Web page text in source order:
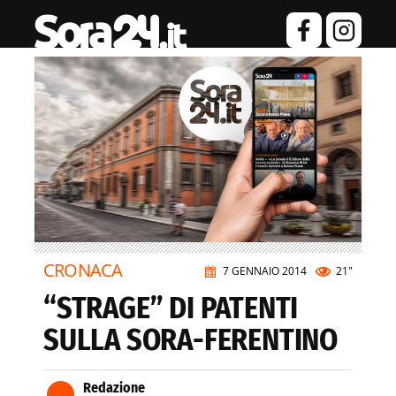
7 GENNAIO 2014 21"
CRONACA
“STRAGE” DI PATENTI
SULLA SORA-FERENTINO
Redazione